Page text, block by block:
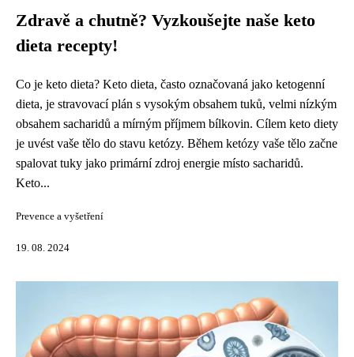
Zdravě a chutně? Vyzkoušejte naše keto
dieta recepty!
Co je keto dieta? Keto dieta, často označovaná jako ketogenní
dieta, je stravovací plán s vysokým obsahem tuků, velmi nízkým
obsahem sacharidů a mírným příjmem bílkovin. Cílem keto diety
je uvést vaše tělo do stavu ketózy. Během ketózy vaše tělo začne
spalovat tuky jako primární zdroj energie místo sacharidů.
Keto...
Prevence a vyšetření
19. 08. 2024